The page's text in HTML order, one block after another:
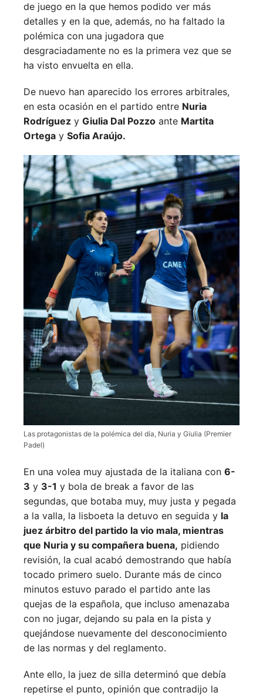
de juego en la que hemos podido ver más
detalles y en la que, además, no ha faltado la
polémica con una jugadora que
desgraciadamente no es la primera vez que se
ha visto envuelta en ella.
De nuevo han aparecido los errores arbitrales,
en esta ocasión en el partido entre Nuria
Rodríguez y Giulia Dal Pozzo ante Martita
Ortega y Sofia Araújo.
Las protagonistas de la polémica del día, Nuria y Giulia (Premier
Padel)
En una volea muy ajustada de la italiana con 6-
3 y 3-1 y bola de break a favor de las
segundas, que botaba muy, muy justa y pegada
a la valla, la lisboeta la detuvo en seguida y la
juez árbitro del partido la vio mala, mientras
que Nuria y su compañera buena, pidiendo
revisión, la cual acabó demostrando que había
tocado primero suelo. Durante más de cinco
minutos estuvo parado el partido ante las
quejas de la española, que incluso amenazaba
con no jugar, dejando su pala en la pista y
quejándose nuevamente del desconocimiento
de las normas y del reglamento.
Ante ello, la juez de silla determinó que debía
repetirse el punto, opinión que contradijo la